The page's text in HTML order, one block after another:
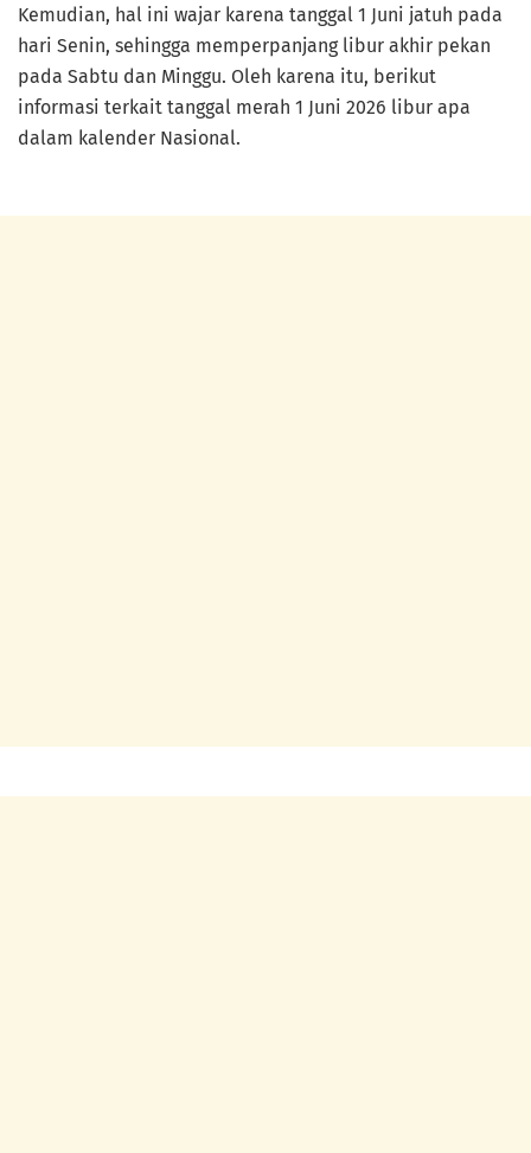
Kemudian, hal ini wajar karena tanggal 1 Juni jatuh pada
hari Senin, sehingga memperpanjang libur akhir pekan
pada Sabtu dan Minggu. Oleh karena itu, berikut
informasi terkait tanggal merah 1 Juni 2026 libur apa
dalam kalender Nasional.